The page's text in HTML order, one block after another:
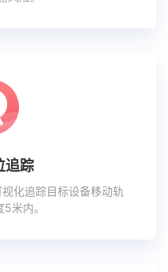
追踪
化追踪目标设备移动轨
米内。